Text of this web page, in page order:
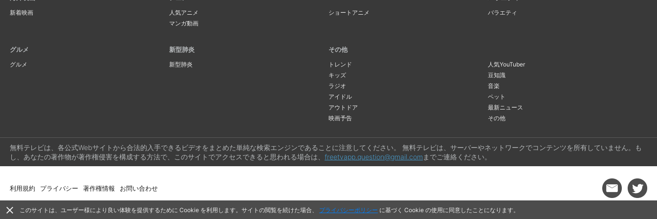
新着映画 人気アニメ
ショートアニメ
マンガ動画
バラエティ
グルメ
グルメ
新型肺炎
新型肺炎
その他
トレンド
人気YouTuber
キッズ
豆知識
ラジオ
音楽
アイドル
ペット
アウトドア
最新ニュース
映画予告
その他
無料テレビは、各公式Webサイトから合法的入手できるビデオをまとめた単純な検索エンジンであることに注意してください。 無料テレビは、サーバーやネットワークでコンテンツを所有していません。も
し、あなたの著作物が著作権侵害を構成する方法で、このサイトでアクセスできると思われる場合は、 freetvapp.question@gmail.com までご連絡ください。
利用規約 プライバシー 著作権情報 お問い合わせ
close このサイトは、ユーザー様により良い体験を提供するために Cookie を利用します。サイトの閲覧を続けた場合、 プライバシーポリシー に基づく Cookie の使用に同意したことになります。